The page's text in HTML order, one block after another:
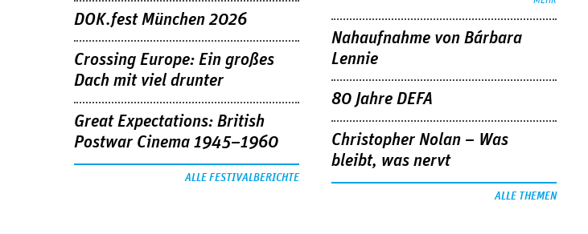
DOK.fest München 2026
Crossing Europe: Ein großes
Dach mit viel drunter
Great Expectations: British
Postwar Cinema 1945–1960
ALLE FESTIVALBERICHTE
Nahaufnahme von Bárbara
Lennie
80 Jahre DEFA
Christopher Nolan – Was
bleibt, was nervt
ALLE THEMEN